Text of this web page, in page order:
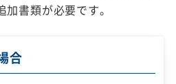
書類が必要です。
合